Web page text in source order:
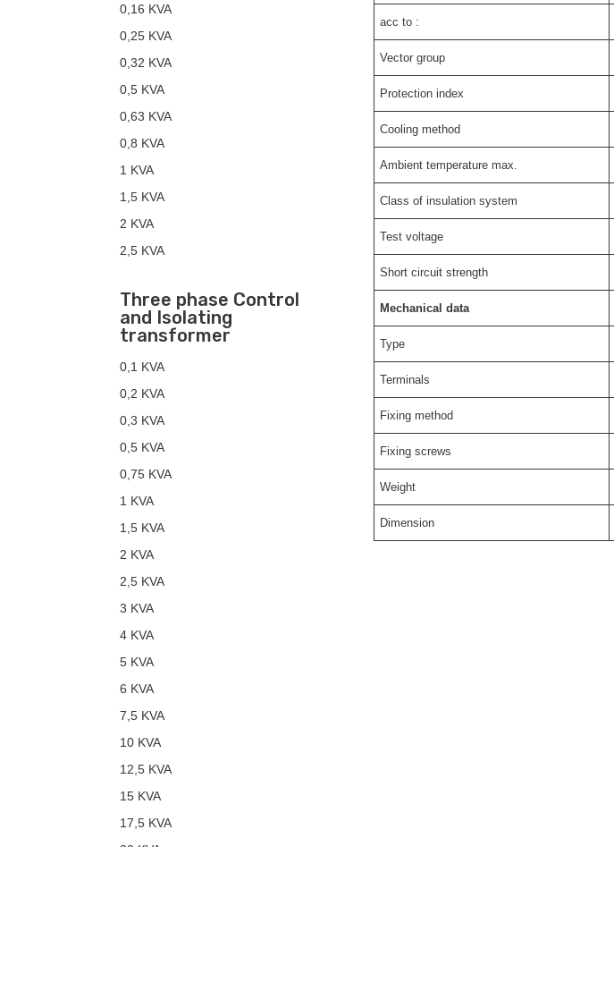
0,16 KVA
0,25 KVA
0,32 KVA
0,5 KVA
0,63 KVA
0,8 KVA
1 KVA
1,5 KVA
2 KVA
2,5 KVA
Three phase Control
and Isolating
transformer
0,1 KVA
0,2 KVA
0,3 KVA
0,5 KVA
0,75 KVA
1 KVA
1,5 KVA
2 KVA
2,5 KVA
3 KVA
4 KVA
5 KVA
6 KVA
7,5 KVA
10 KVA
12,5 KVA
15 KVA
17,5 KVA
20 KVA
acc to :
Vector group
Protection index
Cooling method
Ambient temperature max.
Class of insulation system
Test voltage
Short circuit strength
Mechanical data
Type
Terminals
Fixing method
Fixing screws
Weight
Dimension